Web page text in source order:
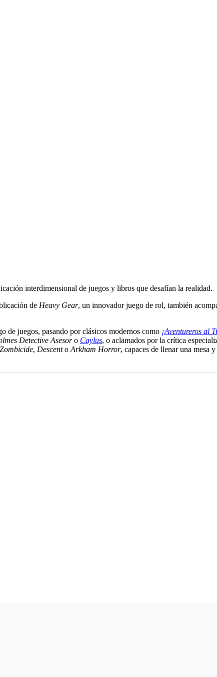
interdimensional de juegos y libros que desafían la realidad.
de Heavy Gear, un innovador juego de rol, también
de juegos, pasando por clásicos modernos como ¡Aventureros al
Detective Asesoro Caylus, o aclamados por la crítica
Zombicide, Descento Arkham Horror, capaces de llenar una mesa